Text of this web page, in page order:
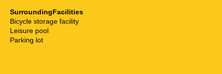
SurroundingFacilities
Bicycle storage facility
Leisure pool
Parking lot